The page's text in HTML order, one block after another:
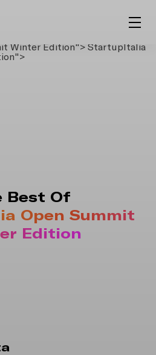
Winter Edition"> StartupItalia
Best Of
Open Summit
Edition